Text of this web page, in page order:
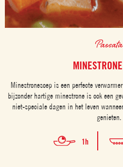
Passata
Minestronesoep is een perfecte
bijzonder hartige minestrone is ook een
niet-speciale dagen in het leven
genieten.
1h